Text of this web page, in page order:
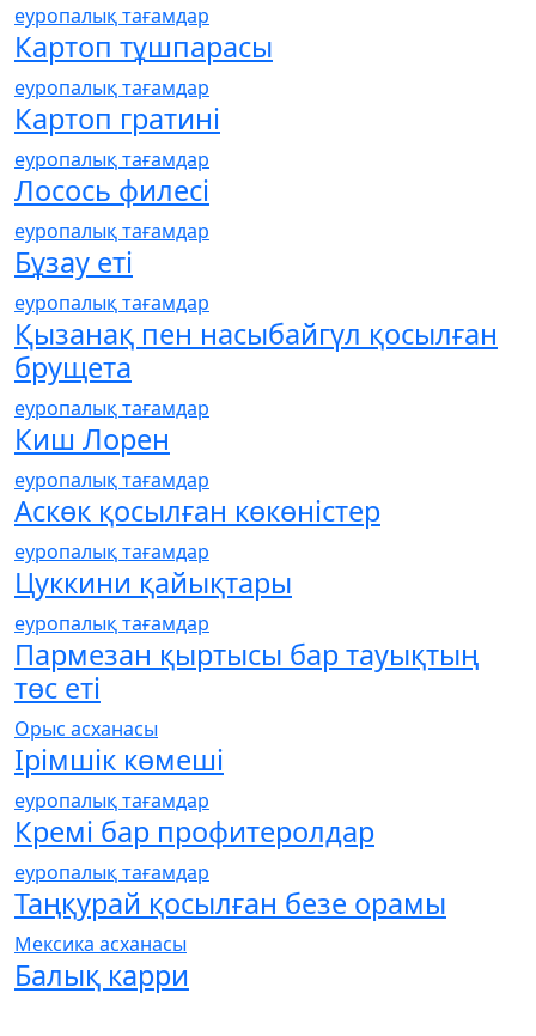
еуропалық тағамдар
Картоп тұшпарасы
еуропалық тағамдар
Картоп гратині
еуропалық тағамдар
Лосось филесі
еуропалық тағамдар
Бұзау еті
еуропалық тағамдар
Қызанақ пен насыбайгүл қосылған
брущета
еуропалық тағамдар
Киш Лорен
еуропалық тағамдар
Аскөк қосылған көкөністер
еуропалық тағамдар
Цуккини қайықтары
еуропалық тағамдар
Пармезан қыртысы бар тауықтың
төс еті
Орыс асханасы
Ірімшік көмеші
еуропалық тағамдар
Кремі бар профитеролдар
еуропалық тағамдар
Таңқурай қосылған безе орамы
Мексика асханасы
Балық карри